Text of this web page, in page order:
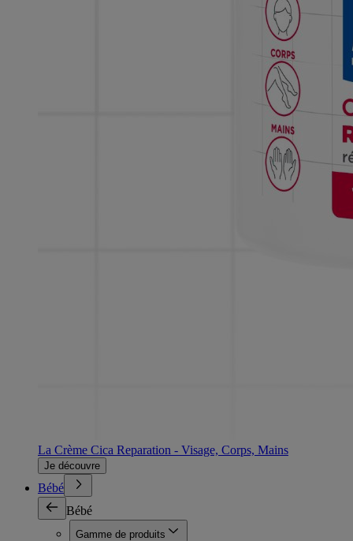
La Crème Cica Reparation - Visage, Corps, Mains
Je découvre
Bébé
Bébé
Gamme de produits